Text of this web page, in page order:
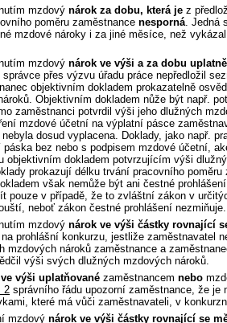
mzdový nárok za dobu, která je z
poměru zaměstnance nesporná. Jedná
mzdové nároky i za jiné měsíce, než
mzdový nárok ve výši a za dobu
přes výzvu úřadu práce nepředložil
objektivním dokladem prokazatelně
Objektivním dokladem nůže být např.
zaměstnanci potvrdil výši jeho dlužných
mzdové účetní na výplatní pásce
dosud vyplacena. Doklady, jako např.
bez nebo s podpisem mzdové účetní,
objektivním dokladem potvrzujícím výši
prokazují délku trvání pracovního poměru
však nemůže být ani čestné
pouze v případě, že to zvláštní zákon v
neboť zákon čestné prohlášení nezmiňuje.
mzdový nárok ve výši částky rovnající
prohlášní konkurzu, jestliže zaměstnavatel
mzdových nároků zaměstnance a
výši svých dlužných mzdových nároků.
ve výši uplatňované zaměstnancem nebo
2 správního řádu upozorní zaměstnance, že je
které má vůči zaměstnavateli, v
mzdový nárok ve výši částky rovnající se